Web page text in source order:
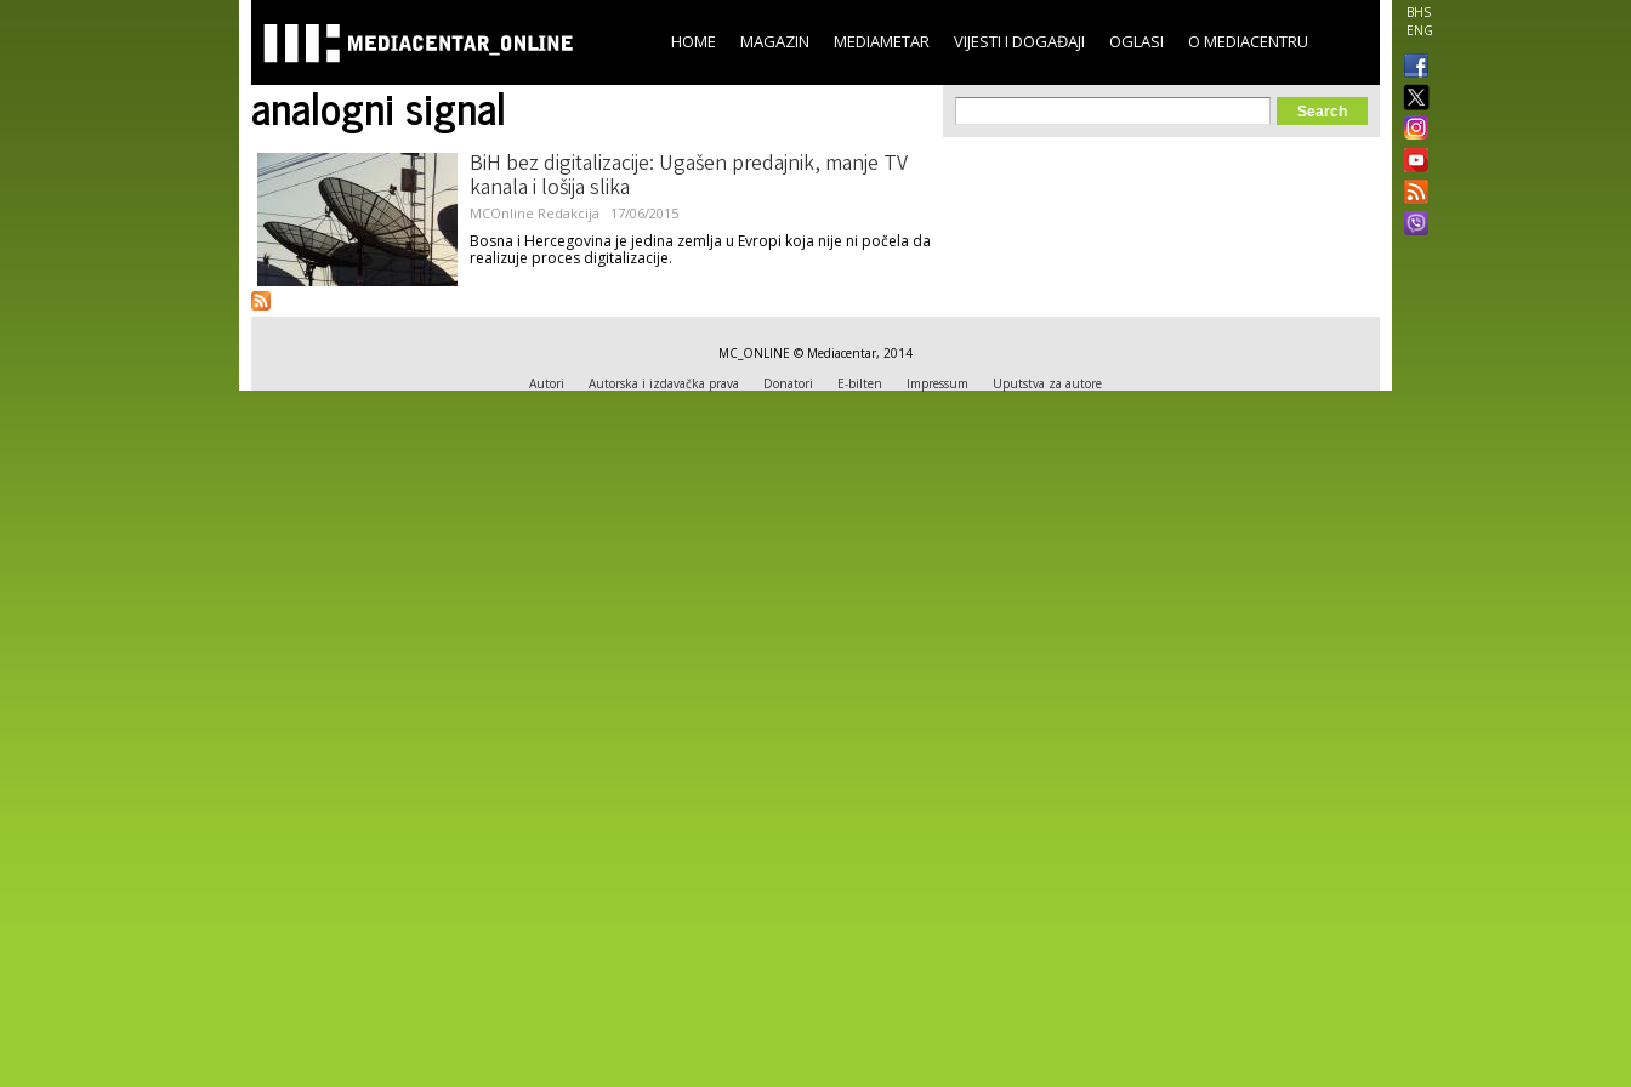
main
content
BHS
ENG
HOME MAGAZIN MEDIAMETAR VIJESTI I DOGAĐAJI OGLASI O MEDIACENTRU
analogni signal
BiH bez digitalizacije: Ugašen predajnik, manje TV
kanala i lošija slika
MCOnline Redakcija 17/06/2015
Bosna i Hercegovina je jedina zemlja u Evropi koja nije ni počela da
realizuje proces digitalizacije.
Search form
Search
MC_ONLINE © Mediacentar, 2014
Autori
Autorska i izdavačka prava Donatori E-bilten Impressum Uputstva za autore